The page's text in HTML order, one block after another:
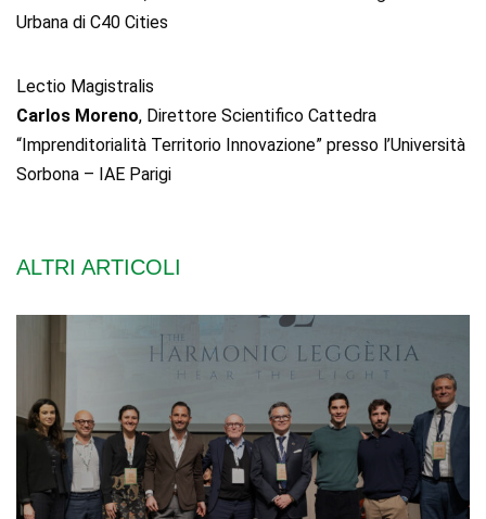
Urbana di C40 Cities
Lectio Magistralis
Carlos Moreno, Direttore Scientifico Cattedra
“Imprenditorialità Territorio Innovazione” presso l’Università
Sorbona – IAE Parigi
ALTRI ARTICOLI